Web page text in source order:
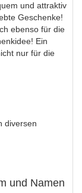
und attraktiv
Geschenke!
ebenso für die
Ein
nur für die
diversen
und Namen